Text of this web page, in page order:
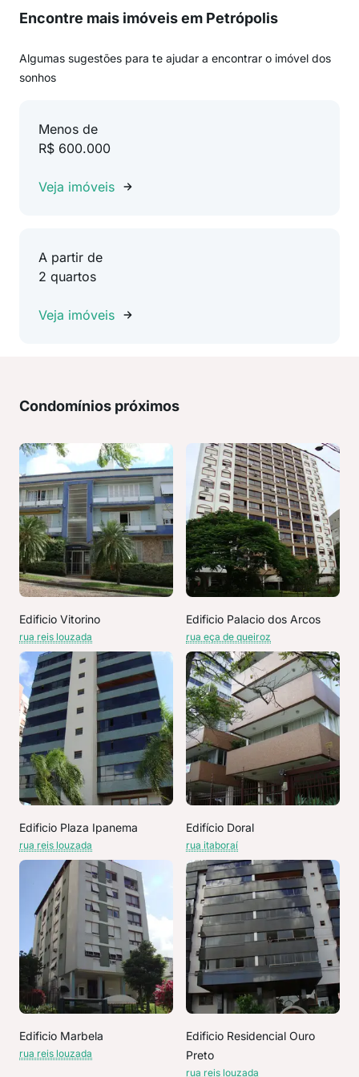
Encontre mais imóveis em Petrópolis
Algumas sugestões para te ajudar a encontrar o imóvel dos
sonhos
Menos de
R$ 600.000
Veja imóveis
A partir de
2 quartos
Veja imóveis
Condomínios próximos
Edificio Vitorino
rua reis louzada
Edificio Palacio dos Arcos
rua eça de queiroz
Edificio Plaza Ipanema
rua reis louzada
Edifício Doral
rua itaboraí
Edificio Marbela
rua reis louzada
Edificio Residencial Ouro
Preto
rua reis louzada